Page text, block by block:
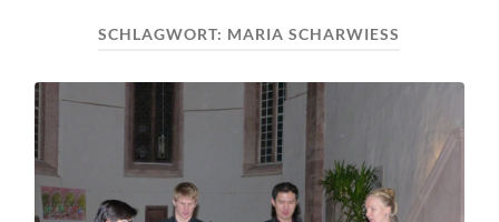
SCHLAGWORT: MARIA SCHARWIESS